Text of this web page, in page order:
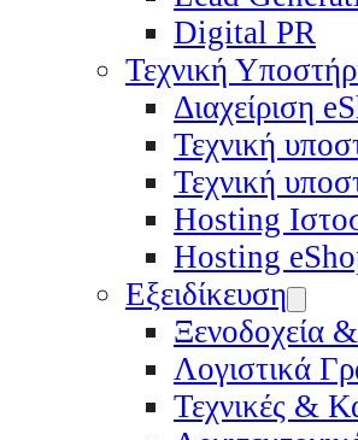
Digital PR
Τεχνική
Διαχείριση
Τεχνική
Τεχνική
Hosting
Hosting
Εξειδίκευση
Ξενοδοχεία
Λογιστικά
Τεχνικές &